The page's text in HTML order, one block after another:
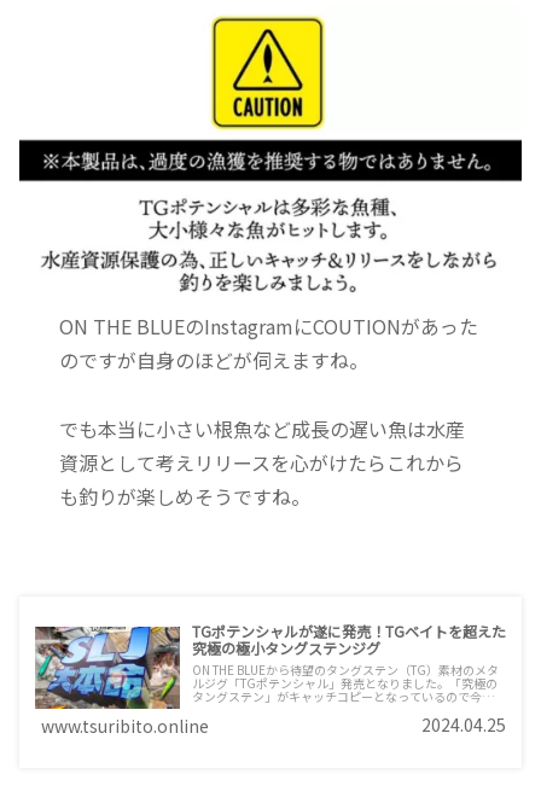
ON THE BLUEのInstagramにCOUTIONがあった
のですが自身のほどが伺えますね。
でも本当に小さい根魚など成長の遅い魚は水産
資源として考えリリースを心がけたらこれから
も釣りが楽しめそうですね。
TGポテンシャルが遂に発売！TGベイトを超えた
究極の極小タングステンジグ
ON THE BLUEから待望のタングステン（TG）素材のメタ
ルジグ「TGポテンシャル」発売となりました。「究極の
タングステン」がキャッチコピーとなっているので今まで
す。真鯛ロジッグやグローエンペラーのようにヒット商品
とあるのでしょうか。早速注文したので到着が楽しみ
www.tsuribito.online 2024.04.25